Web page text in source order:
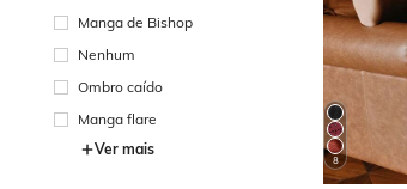
Manga de Bishop
Nenhum
Ombro caído
Manga flare
Ver mais
8